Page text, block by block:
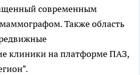
современным
Также область
клиники на платформе ПАЗ,